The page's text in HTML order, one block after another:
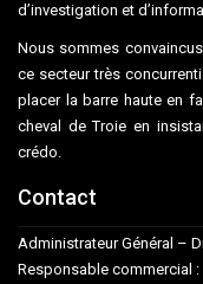
d’investigation et
Nous sommes
ce secteur très
placer la barre haute en
cheval de Troie en
crédo.
Contact
Administrateur Général –
Responsable commercial :